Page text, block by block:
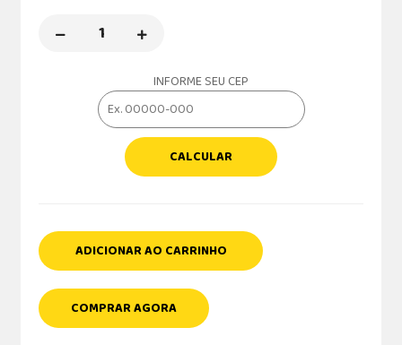
INFORME SEU CEP
CALCULAR
ADICIONAR AO CARRINHO
COMPRAR AGORA